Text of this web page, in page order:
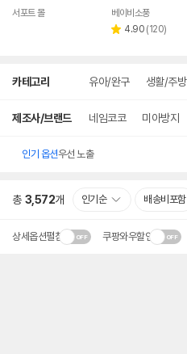
서포트 몰
베이비소풍
별 4.90 리
(120)
카테고리 유아/완구 생활/주방
제조사/브랜드 네임코코 미아방지
인기 옵션우선 노출
총 3,572개 인기순 배송비포함
상세옵션펼침 쿠팡와우할인